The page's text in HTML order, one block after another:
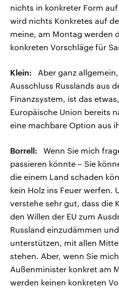
nichts in konkreter Form
wird nichts Konkretes auf
meine, am Montag werden
konkreten Vorschläge für
Klein: Aber ganz
Ausschluss Russlands aus
Finanzsystem, ist das
Europäische Union bereits
eine machbare Option aus
Borrell: Wenn Sie mich
passieren könnte – Sie
die einem Land schaden
kein Holz ins Feuer werfen.
verstehe sehr gut, dass die
den Willen der EU zum
Russland einzudämmen
unterstützen, mit allen
stehen. Aber, wenn Sie
Außenminister konkret am
werden keinen konkreten